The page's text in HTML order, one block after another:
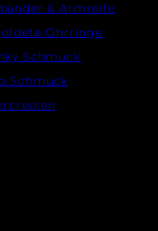
& Armreife
Ohrringe
Schmuck
Schmuck